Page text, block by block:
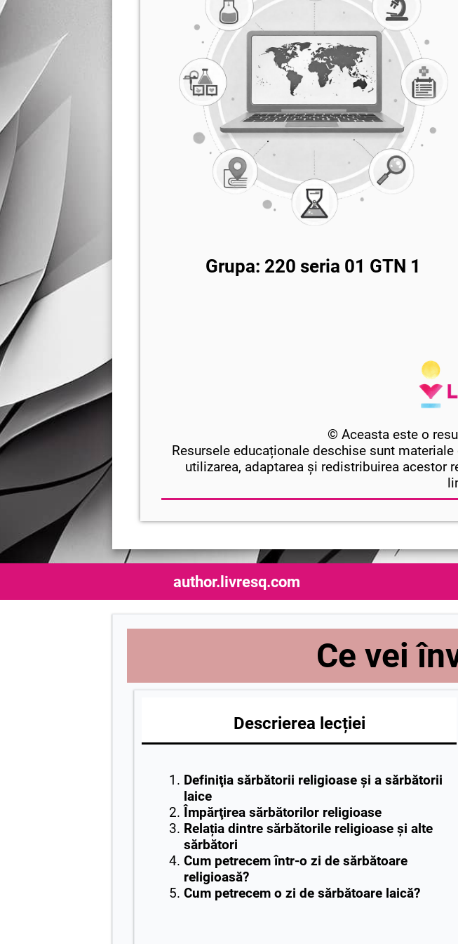
Grupa: 220 seria 01 GTN 1
© Aceasta este o
Resursele educaționale deschise sunt
utilizarea, adaptarea și redistribuirea acestor
author.livresq.com
Ce vei
Descrierea lecției
Definiţia sărbătorii religioase și a sărbătorii
laice
Împărţirea sărbătorilor religioase
Relația dintre sărbătorile religioase şi alte
sărbători
Cum petrecem într-o zi de sărbătoare
religioasă?
Cum petrecem o zi de sărbătoare laică?